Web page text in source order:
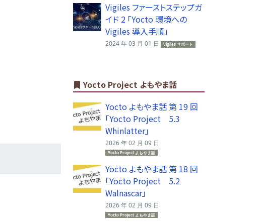
Vigiles ファーストステップガ
イド 2 「Yocto 環境への
Vigiles 導入手順」
2024 年 03 月 01 日 Vigiles サポート
Yocto Project よもやま話
Yocto よもやま話 第 19 回
「Yocto Project 5.3
Whinlatter」
2026 年 02 月 09 日
Yocto Project よもやま話
Yocto よもやま話 第 18 回
「Yocto Project 5.2
Walnascar」
2026 年 02 月 09 日
Yocto Project よもやま話